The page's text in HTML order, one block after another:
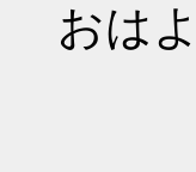
おは